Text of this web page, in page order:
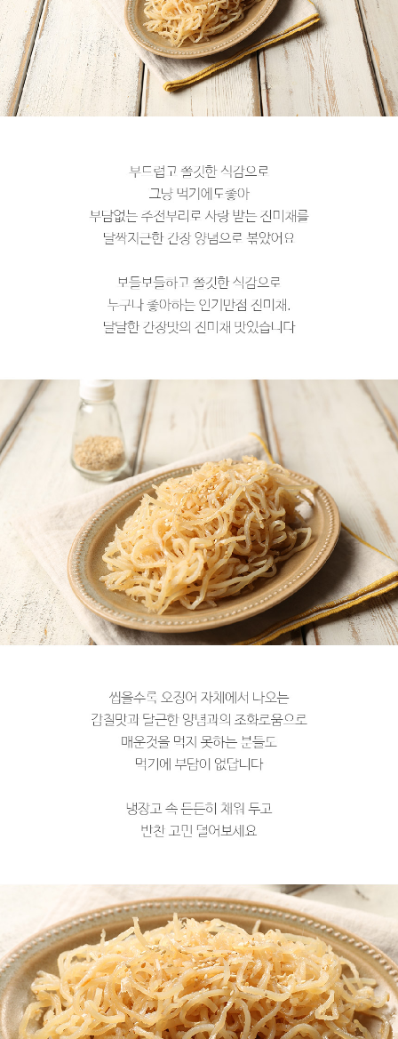
페이코 라이
구매